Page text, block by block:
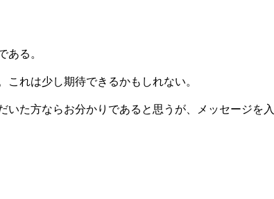
ある。
れは少し期待できるかもしれない。
いた方ならお分かりであると思うが、メッセージを入